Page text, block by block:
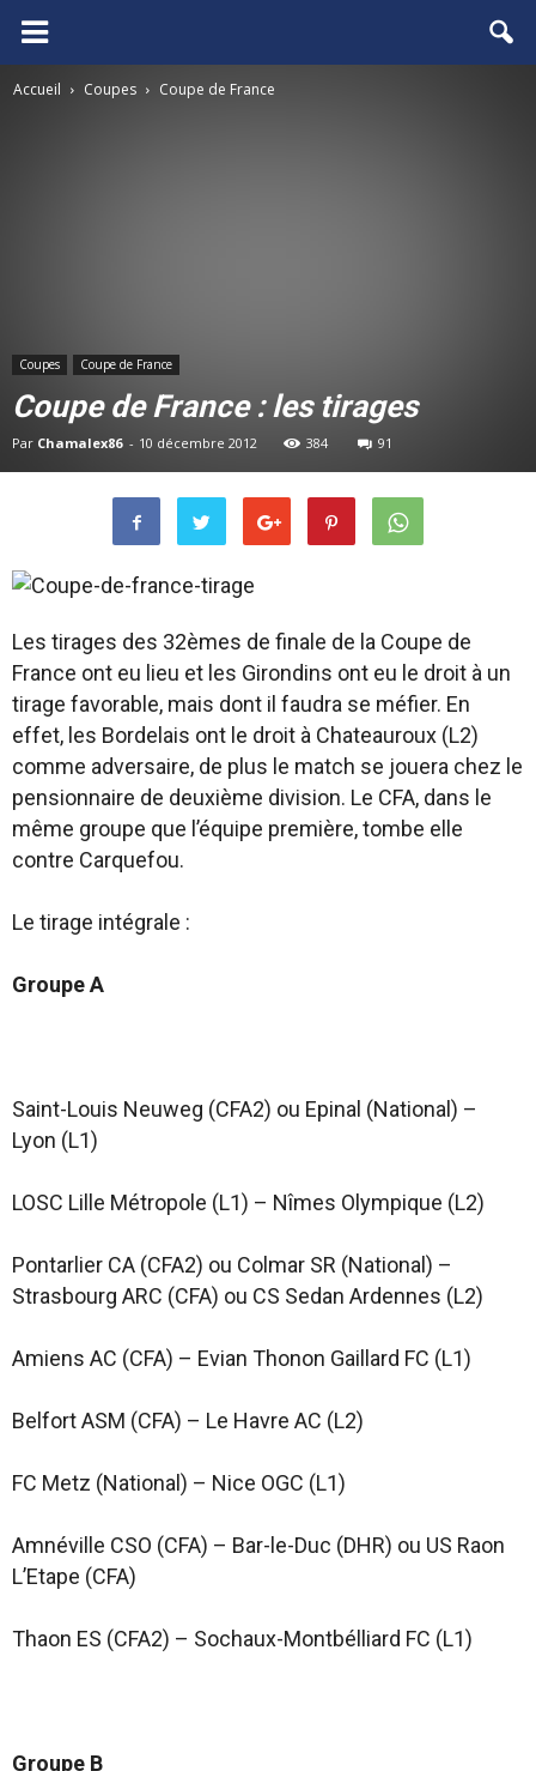
FCGB.net
Accueil Coupes Coupe de France
Coupes Coupe de France
Coupe de France : les tirages
Par Chamalex86 - 10 décembre 2012 384 91
Les tirages des 32èmes de finale de la Coupe de
France ont eu lieu et les Girondins ont eu le droit à un
tirage favorable, mais dont il faudra se méfier. En
effet, les Bordelais ont le droit à Chateauroux (L2)
comme adversaire, de plus le match se jouera chez le
pensionnaire de deuxième division. Le CFA, dans le
même groupe que l’équipe première, tombe elle
contre Carquefou.
Le tirage intégrale :
Groupe A
Saint-Louis Neuweg (CFA2) ou Epinal (National) –
Lyon (L1)
LOSC Lille Métropole (L1) – Nîmes Olympique (L2)
Pontarlier CA (CFA2) ou Colmar SR (National) –
Strasbourg ARC (CFA) ou CS Sedan Ardennes (L2)
Amiens AC (CFA) – Evian Thonon Gaillard FC (L1)
Belfort ASM (CFA) – Le Havre AC (L2)
FC Metz (National) – Nice OGC (L1)
Amnéville CSO (CFA) – Bar-le-Duc (DHR) ou US Raon
L’Etape (CFA)
Thaon ES (CFA2) – Sochaux-Montbélliard FC (L1)
Groupe B